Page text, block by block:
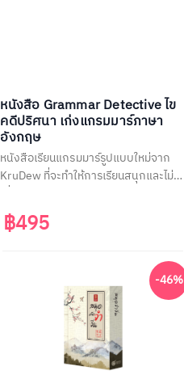
หนังสือ Grammar Detective ไข
คดีปริศนา เก่งแกรมมาร์ภาษา
อังกฤษ
หนังสือเรียนแกรมมาร์รูปแบบใหม่จาก
KruDew ที่จะทำให้การเรียนสนุกและไม่น่า
สวมบทนักสืบ ไขคดีปริศนาไปพร้อมกับ
การเรียนรู้หลักแกรมมาร์ที่ครอบคลุม
ฝึกหัดทบทวนความเข้าใจมากกว่า 400
฿495
-46%